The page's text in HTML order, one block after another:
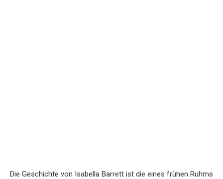
Die Geschichte von Isabella Barrett ist die eines frühen Ruhms